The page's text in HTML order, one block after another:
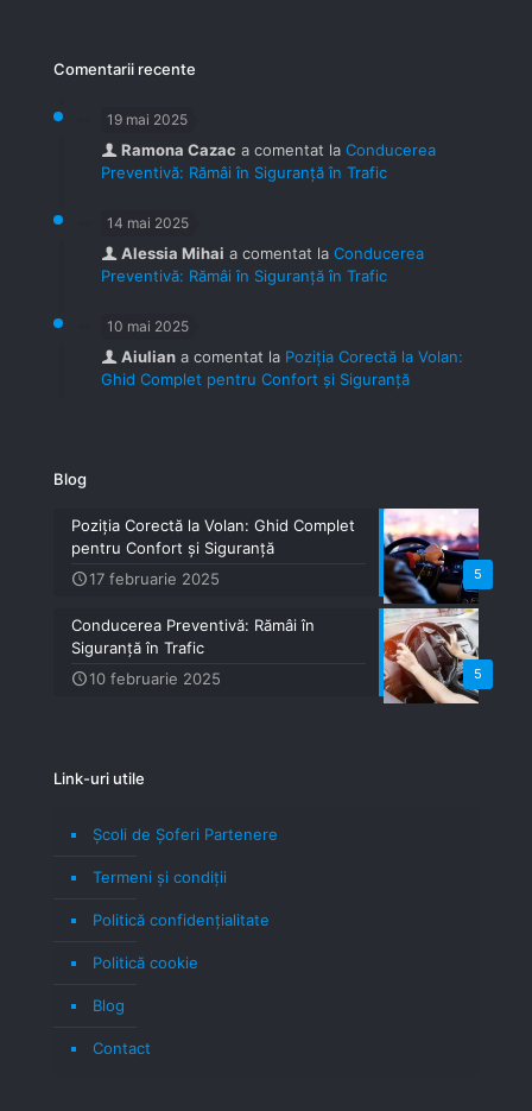
Comentarii recente
19 mai 2025
Ramona Cazac a comentat la Conducerea
Preventivă: Rămâi în Siguranță în Trafic
14 mai 2025
Alessia Mihai a comentat la Conducerea
Preventivă: Rămâi în Siguranță în Trafic
10 mai 2025
Aiulian a comentat la Poziția Corectă la Volan:
Ghid Complet pentru Confort și Siguranță
Blog
5
Poziția Corectă la Volan: Ghid Complet
pentru Confort și Siguranță
17 februarie 2025
5
Conducerea Preventivă: Rămâi în
Siguranță în Trafic
10 februarie 2025
Link-uri utile
Școli de Șoferi Partenere
Termeni şi condiţii
Politică confidenţialitate
Politică cookie
Blog
Contact